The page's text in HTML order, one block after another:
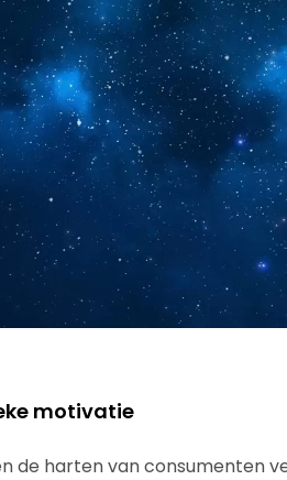
motivatie
de harten van consumenten